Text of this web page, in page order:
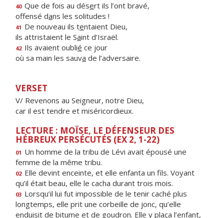
40 Que de fois au désert ils l’ont bravé,
offensé dans les solitudes !
41 De nouveau ils tentaient Dieu,
ils attristaient le Saint d’Israël.
42 Ils avaient oublié ce jour
où sa main les sauva de l’adversaire.
VERSET
V/ Revenons au Seigneur, notre Dieu,
car il est tendre et miséricordieux.
LECTURE : MOÏSE, LE DÉFENSEUR DES
HÉBREUX PERSÉCUTÉS (EX 2, 1-22)
01 Un homme de la tribu de Lévi avait épousé une
femme de la même tribu.
02 Elle devint enceinte, et elle enfanta un fils. Voyant
qu’il était beau, elle le cacha durant trois mois.
03 Lorsqu’il lui fut impossible de le tenir caché plus
longtemps, elle prit une corbeille de jonc, qu’elle
enduisit de bitume et de goudron. Elle y plaça l’enfant,